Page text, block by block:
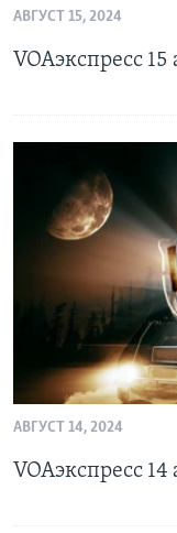
Языки
АВГУСТ 15, 2024
VOAэкспресс 15
АВГУСТ 14, 2024
VOAэкспресс 14